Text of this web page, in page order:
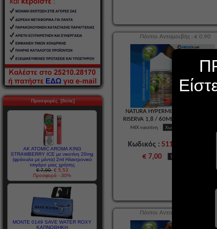
Προσφορές [δείτε]
AK ATOMIC AROMA KING
STRAWBERRY ICE με νικοτίνη 20mg
(φράουλα με μέντα) 2ml Ηλεκτρονικό
τσιγάρο μιας χρήσης
€ 7,90 € 5,53
Προσφορά - 30%
MONTE 0149 SAVE WATER ROXY
ΚΑΠΝΟΘΗΚΗ
NATURA HYPERMIX ULTRA
RISERVA 1,8 / 60ML (Πούρο
MIX νικοτίνη :
Κωδικός : 51148
€ 7,00
Πόντοι Ανταμοιβής : € 0,90
Πόντοι Ανταμοιβής : € 0,90